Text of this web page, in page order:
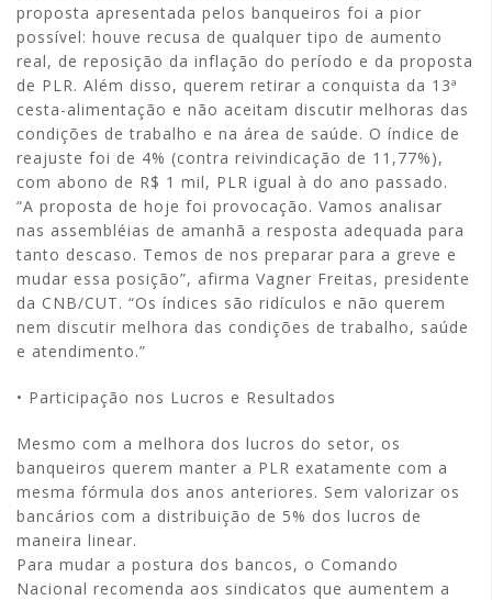
proposta apresentada pelos banqueiros foi a pior
possível: houve recusa de qualquer tipo de aumento
real, de reposição da inflação do período e da proposta
de PLR. Além disso, querem retirar a conquista da 13ª
cesta-alimentação e não aceitam discutir melhoras das
condições de trabalho e na área de saúde. O índice de
reajuste foi de 4% (contra reivindicação de 11,77%),
com abono de R$ 1 mil, PLR igual à do ano passado.
“A proposta de hoje foi provocação. Vamos analisar
nas assembléias de amanhã a resposta adequada para
tanto descaso. Temos de nos preparar para a greve e
mudar essa posição”, afirma Vagner Freitas, presidente
da CNB/CUT. “Os índices são ridículos e não querem
nem discutir melhora das condições de trabalho, saúde
e atendimento.”
• Participação nos Lucros e Resultados
Mesmo com a melhora dos lucros do setor, os
banqueiros querem manter a PLR exatamente com a
mesma fórmula dos anos anteriores. Sem valorizar os
bancários com a distribuição de 5% dos lucros de
maneira linear.
Para mudar a postura dos bancos, o Comando
Nacional recomenda aos sindicatos que aumentem a